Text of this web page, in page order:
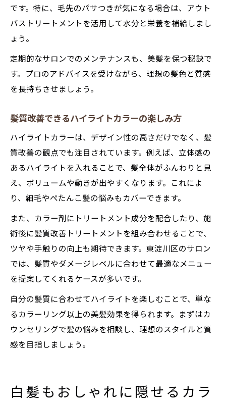
です。特に、毛先のパサつきが気になる場合は、アウト
バストリートメントを活用して水分と栄養を補給しまし
ょう。
定期的なサロンでのメンテナンスも、美髪を保つ秘訣で
す。プロのアドバイスを受けながら、理想の髪色と質感
を長持ちさせましょう。
髪質改善できるハイライトカラーの楽しみ方
ハイライトカラーは、デザイン性の高さだけでなく、髪
質改善の観点でも注目されています。例えば、立体感の
あるハイライトを入れることで、髪全体がふんわりと見
え、ボリュームや動きが出やすくなります。これによ
り、細毛やぺたんこ髪の悩みもカバーできます。
また、カラー剤にトリートメント成分を配合したり、施
術後に髪質改善トリートメントを組み合わせることで、
ツヤや手触りの向上も期待できます。東淀川区のサロン
では、髪質やダメージレベルに合わせて最適なメニュー
を提案してくれるケースが多いです。
自分の髪質に合わせてハイライトを楽しむことで、単な
るカラーリング以上の美髪効果を得られます。まずはカ
ウンセリングで髪の悩みを相談し、理想のスタイルと質
感を目指しましょう。
白髪もおしゃれに隠せるカラ